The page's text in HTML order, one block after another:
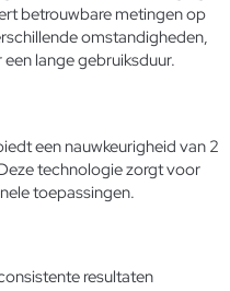
betrouwbare metingen op
omstandigheden,
lange gebruiksduur.
een nauwkeurigheid van 2
technologie zorgt voor
toepassingen.
resultaten